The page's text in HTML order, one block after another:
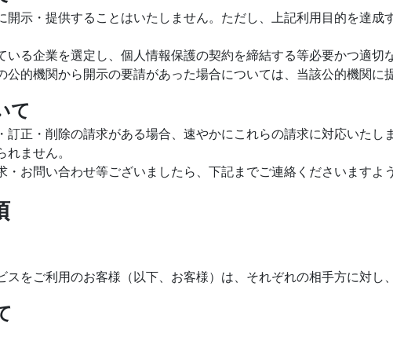
示・提供することはいたしません。ただし、上記利用目的を達成
る企業を選定し、個人情報保護の契約を締結する等必要かつ適切
的機関から開示の要請があった場合については、当該公的機関に
て
正・削除の請求がある場合、速やかにこれらの請求に対応いたし
ません。
お問い合わせ等ございましたら、下記までご連絡くださいますよ
をご利用のお客様（以下、お客様）は、それぞれの相手方に対し